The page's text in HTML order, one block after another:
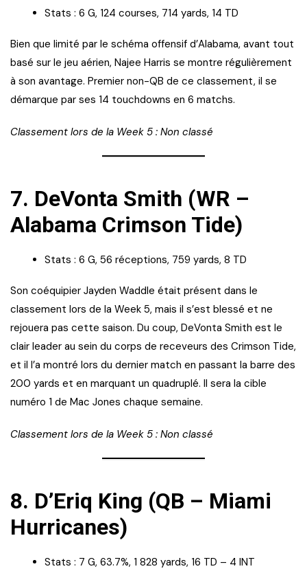
Stats : 6 G, 124 courses, 714 yards, 14 TD
Bien que limité par le schéma offensif d’Alabama, avant tout
basé sur le jeu aérien, Najee Harris se montre régulièrement
à son avantage. Premier non-QB de ce classement, il se
démarque par ses 14 touchdowns en 6 matchs.
Classement lors de la Week 5 : Non classé
7. DeVonta Smith (WR –
Alabama Crimson Tide)
Stats : 6 G, 56 réceptions, 759 yards, 8 TD
Son coéquipier Jayden Waddle était présent dans le
classement lors de la Week 5, mais il s’est blessé et ne
rejouera pas cette saison. Du coup, DeVonta Smith est le
clair leader au sein du corps de receveurs des Crimson Tide,
et il l’a montré lors du dernier match en passant la barre des
200 yards et en marquant un quadruplé. Il sera la cible
numéro 1 de Mac Jones chaque semaine.
Classement lors de la Week 5 : Non classé
8. D’Eriq King (QB – Miami
Hurricanes)
Stats : 7 G, 63.7%, 1 828 yards, 16 TD – 4 INT